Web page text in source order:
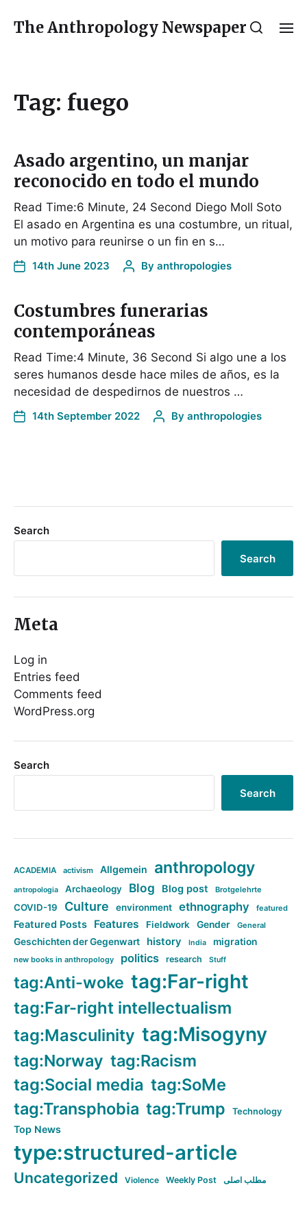
The Anthropology Newspaper
Tag: fuego
Asado argentino, un manjar
reconocido en todo el mundo
Read Time:6 Minute, 24 Second Diego Moll Soto
El asado en Argentina es una costumbre, un ritual,
un motivo para reunirse o un fin en s…
14th June 2023 By anthropologies
Costumbres funerarias
contemporáneas
Read Time:4 Minute, 36 Second Si algo une a los
seres humanos desde hace miles de años, es la
necesidad de despedirnos de nuestros …
14th September 2022 By anthropologies
Search
Search
Meta
Log in
Entries feed
Comments feed
WordPress.org
Search
Search
ACADEMIA activism Allgemein anthropology
antropologia Archaeology Blog Blog post Brotgelehrte
COVID-19 Culture environment ethnography featured
Featured Posts Features Fieldwork Gender General
Geschichten der Gegenwart history India migration
new books in anthropology politics research Stuff
tag:Anti-woke tag:Far-right
tag:Far-right intellectualism
tag:Masculinity tag:Misogyny
tag:Norway tag:Racism
tag:Social media tag:SoMe
tag:Transphobia tag:Trump Technology
Top News
type:structured-article
Uncategorized Violence Weekly Post مطلب اصلی